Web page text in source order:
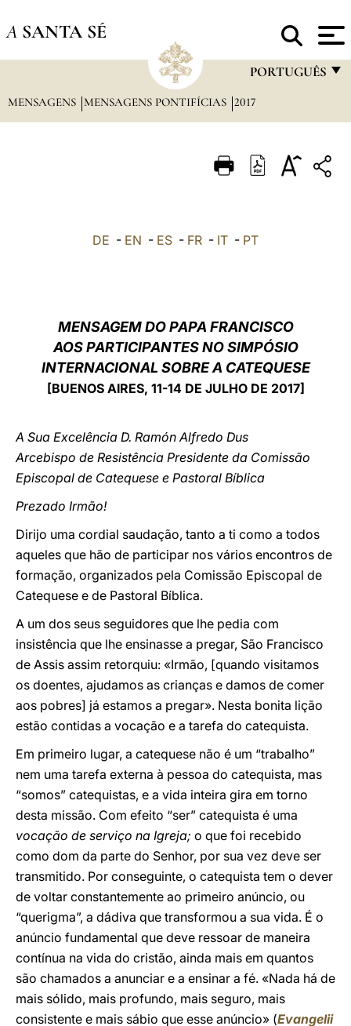
A SANTA SÉ
PORTUGUÊS
FRANÇAIS
ITALIANO
中文
LATINE
MENSAGENS MENSAGENS PONTIFÍCIAS 2017
DE - EN - ES - FR - IT - PT
MENSAGEM DO PAPA FRANCISCO
AOS PARTICIPANTES NO SIMPÓSIO
INTERNACIONAL SOBRE A CATEQUESE
[BUENOS AIRES, 11-14 DE JULHO DE 2017]
A Sua Excelência D. Ramón Alfredo Dus
Arcebispo de Resistência Presidente da Comissão
Episcopal de Catequese e Pastoral Bíblica
Prezado Irmão!
Dirijo uma cordial saudação, tanto a ti como a todos
aqueles que hão de participar nos vários encontros de
formação, organizados pela Comissão Episcopal de
Catequese e de Pastoral Bíblica.
A um dos seus seguidores que lhe pedia com
insistência que lhe ensinasse a pregar, São Francisco
de Assis assim retorquiu: «Irmão, [quando visitamos
os doentes, ajudamos as crianças e damos de comer
aos pobres] já estamos a pregar». Nesta bonita lição
estão contidas a vocação e a tarefa do catequista.
Em primeiro lugar, a catequese não é um “trabalho”
nem uma tarefa externa à pessoa do catequista, mas
“somos” catequistas, e a vida inteira gira em torno
desta missão. Com efeito “ser” catequista é uma
vocação de serviço na Igreja; o que foi recebido
como dom da parte do Senhor, por sua vez deve ser
transmitido. Por conseguinte, o catequista tem o dever
de voltar constantemente ao primeiro anúncio, ou
“querigma”, a dádiva que transformou a sua vida. É o
anúncio fundamental que deve ressoar de maneira
contínua na vida do cristão, ainda mais em quantos
são chamados a anunciar e a ensinar a fé. «Nada há de
mais sólido, mais profundo, mais seguro, mais
consistente e mais sábio que esse anúncio» (Evangelii